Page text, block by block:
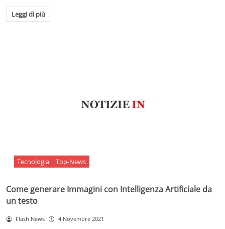
Leggi di più
Tecnologia Top-News
Come generare Immagini con Intelligenza Artificiale da
un testo
Flash News 4 Novembre 2021